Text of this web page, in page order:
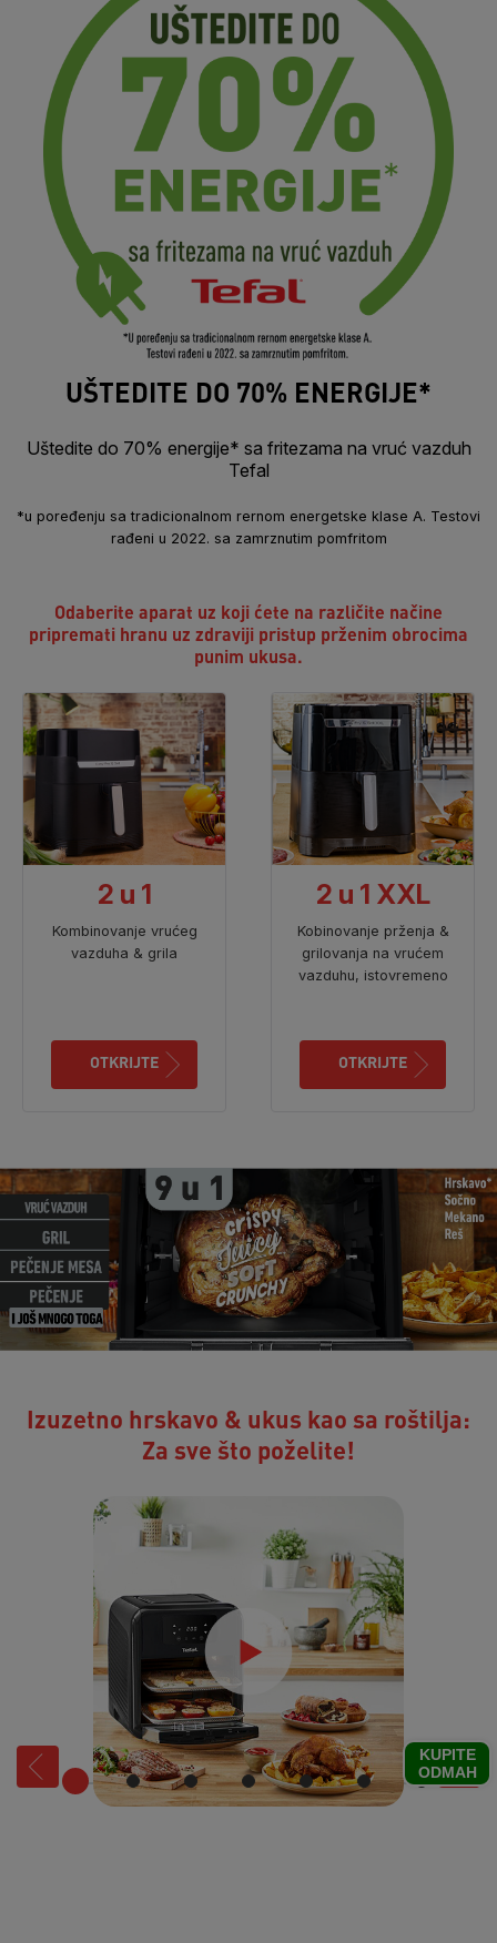
UŠTEDITE DO 70% ENERGIJE*
Uštedite do 70% energije* sa fritezama na vruć vazduh
Tefal
*u poređenju sa tradicionalnom rernom energetske klase A. Testovi
rađeni u 2022. sa zamrznutim pomfritom
Odaberite aparat uz koji ćete na različite načine
pripremati hranu uz zdraviji pristup prženim obrocima
punim ukusa.
2 u 1
Kombinovanje vrućeg
vazduha & grila
OTKRIJTE
2 u 1 XXL
Kobinovanje prženja &
grilovanja na vrućem
vazduhu, istovremeno
OTKRIJTE
Izuzetno hrskavo & ukus kao sa roštilja:
Za sve što poželite!
KUPITE
ODMAH